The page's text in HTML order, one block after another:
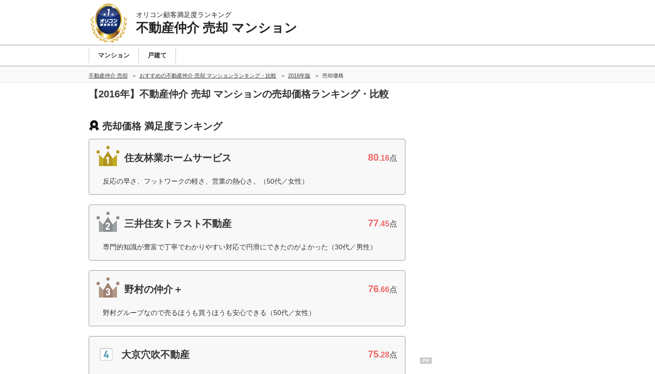
オリコン顧客満足度ランキング
不動産仲介 売却 マンション
マンション 戸建て
不動産仲介 売却 おすすめの不動産仲介 売却 マンションランキング・比較 2016年版 売却価格
【2016年】不動産仲介 売却 マンションの売却価格ランキング・比較
売却価格 満足度ランキング
住友林業ホームサービス 80.16点
反応の早さ、フットワークの軽さ、営業の熱心さ。（50代／女性）
三井住友トラスト不動産 77.45点
専門的知識が豊富で丁寧でわかりやすい対応で円滑にできたのがよかった（30代／男性）
野村の仲介＋ 76.66点
野村グループなので売るほうも買うほうも安心できる（50代／女性）
大京穴吹不動産 75.28点
PR